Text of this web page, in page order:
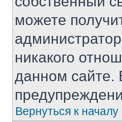
можете
никакого
данном сайте.
Вернуться к началу